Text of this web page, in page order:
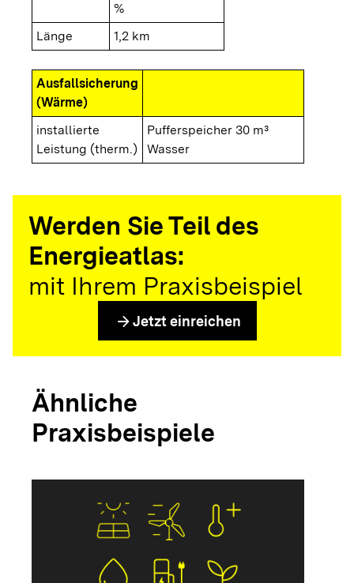
%
Länge
1,2 km
Ausfallsicherung
(Wärme)
installierte
Leistung (therm.)
Pufferspeicher 30 m³
Wasser
Werden Sie Teil des
Energieatlas:
mit Ihrem Praxisbeispiel
arrow_forward Jetzt einreichen
Ähnliche
Praxisbeispiele